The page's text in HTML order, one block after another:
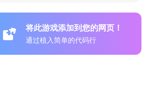
将此游戏添加到您的网页！
通过植入简单的代码行